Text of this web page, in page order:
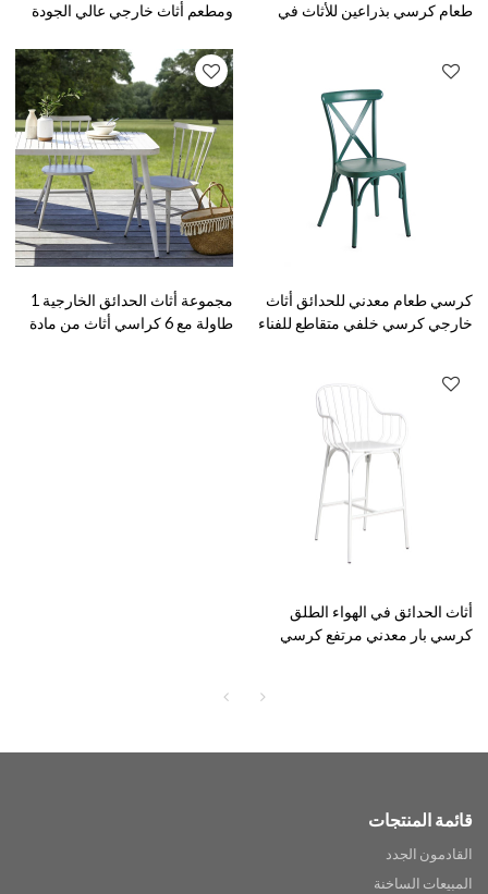
طعام كرسي بذراعين للأثاث في
ومطعم أثاث خارجي عالي الجودة
كرسي طعام معدني للحدائق أثاث
خارجي كرسي خلفي متقاطع للفناء
مجموعة أثاث الحدائق الخارجية 1
طاولة مع 6 كراسي أثاث من مادة
أثاث الحدائق في الهواء الطلق
كرسي بار معدني مرتفع كرسي
قائمة المنتجات
القادمون الجدد
المبيعات الساخنة